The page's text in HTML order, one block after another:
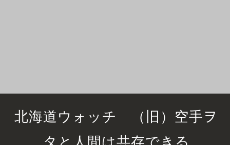
北海道ウォッチ （旧）空手ヲ
タと人間は共存できる